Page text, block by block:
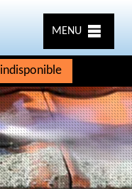
MENU
indisponible